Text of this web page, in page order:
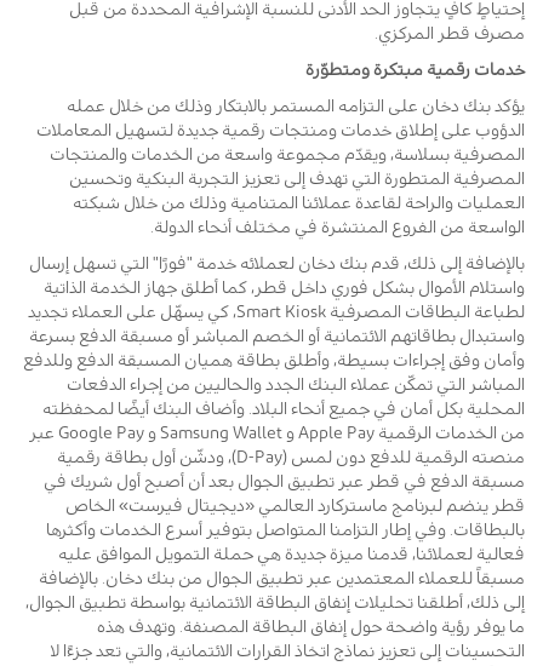
إحتياطٍ كافٍ يتجاوز الحد الأدنى للنسبة الإشرافية المحددة من قبل
مصرف قطر المركزي.
خدمات رقمية مبتكرة ومتطوّرة
يؤكد بنك دخان على التزامه المستمر بالابتكار وذلك من خلال عمله
الدؤوب على إطلاق خدمات ومنتجات رقمية جديدة لتسهيل المعاملات
المصرفية بسلاسة، ويقدّم مجموعة واسعة من الخدمات والمنتجات
المصرفية المتطورة التي تهدف إلى تعزيز التجربة البنكية وتحسين
العمليات والراحة لقاعدة عملائنا المتنامية وذلك من خلال شبكته
الواسعة من الفروع المنتشرة في مختلف أنحاء الدولة.
بالإضافة إلى ذلك، قدم بنك دخان لعملائه خدمة "فورًا" التي تسهل إرسال
واستلام الأموال بشكل فوري داخل قطر، كما أطلق جهاز الخدمة الذاتية
لطباعة البطاقات المصرفية Smart Kiosk، كي يسهّل على العملاء تجديد
واستبدال بطاقاتهم الائتمانية أو الخصم المباشر أو مسبقة الدفع بسرعة
وأمان وفق إجراءات بسيطة، وأطلق بطاقة هميان المسبقة الدفع وللدفع
المباشر التي تمكّن عملاء البنك الجدد والحاليين من إجراء الدفعات
المحلية بكل أمان في جميع أنحاء البلاد. وأضاف البنك أيضًا لمحفظته
من الخدمات الرقمية Apple Pay و Samsung Wallet و Google Pay عبر
منصته الرقمية للدفع دون لمس (D-Pay)، ودشّن أول بطاقة رقمية
مسبقة الدفع في قطر عبر تطبيق الجوال بعد أن أصبح أول شريك في
قطر ينضم لبرنامج ماستركارد العالمي «ديجيتال فيرست» الخاص
بالبطاقات. وفي إطار التزامنا المتواصل بتوفير أسرع الخدمات وأكثرها
فعالية لعملائنا، قدمنا ميزة جديدة هي حملة التمويل الموافق عليه
مسبقاً للعملاء المعتمدين عبر تطبيق الجوال من بنك دخان. بالإضافة
إلى ذلك، أطلقنا تحليلات إنفاق البطاقة الائتمانية بواسطة تطبيق الجوال،
ما يوفر رؤية واضحة حول إنفاق البطاقة المصنفة. وتهدف هذه
التحسينات إلى تعزيز نماذج اتخاذ القرارات الائتمانية، والتي تعد جزءًا لا